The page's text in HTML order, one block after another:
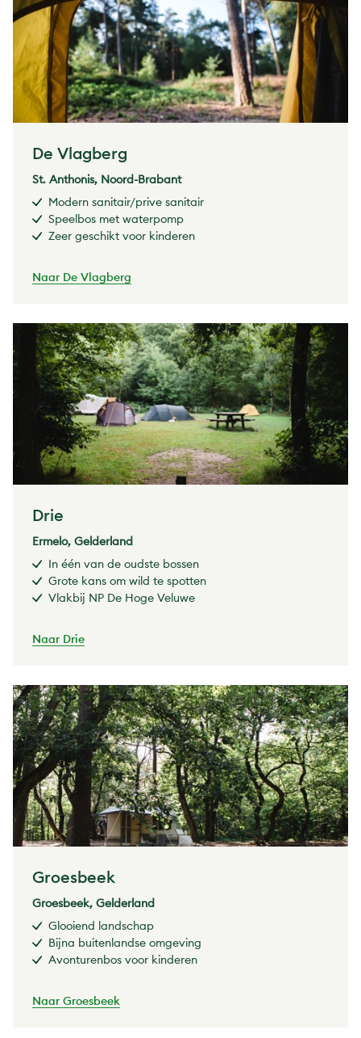
De Vlagberg
St. Anthonis, Noord-Brabant
Modern sanitair/prive sanitair
Speelbos met waterpomp
Zeer geschikt voor kinderen
Naar De Vlagberg
Drie
Ermelo, Gelderland
In één van de oudste bossen
Grote kans om wild te spotten
Vlakbij NP De Hoge Veluwe
Naar Drie
Groesbeek
Groesbeek, Gelderland
Glooiend landschap
Bijna buitenlandse omgeving
Avonturenbos voor kinderen
Naar Groesbeek